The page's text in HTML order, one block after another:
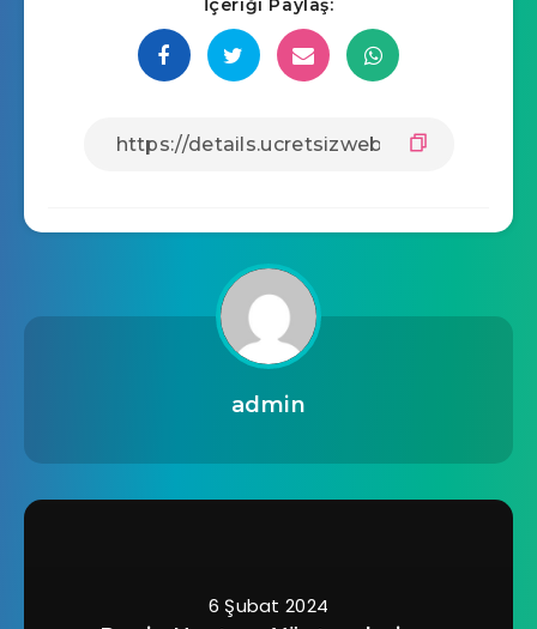
İçeriği Paylaş:
admin
6 Şubat 2024